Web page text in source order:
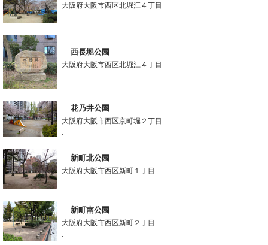
大阪府大阪市西区北堀江４丁目
-
西長堀公園
大阪府大阪市西区北堀江４丁目
-
花乃井公園
大阪府大阪市西区京町堀２丁目
-
新町北公園
大阪府大阪市西区新町１丁目
-
新町南公園
大阪府大阪市西区新町２丁目
-